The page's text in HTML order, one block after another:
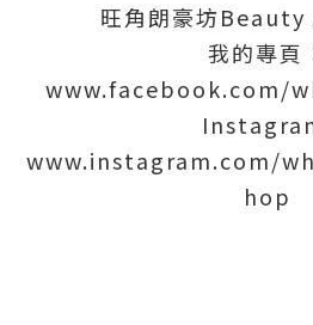
旺角朗豪坊
我的專頁
www.facebook.com/
www.instagram.com/
hop